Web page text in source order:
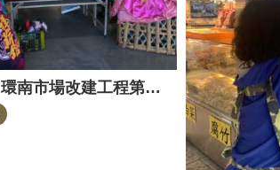
1090212 環南市場改建工程第一期中繼市場試營運入厝祈福儀式